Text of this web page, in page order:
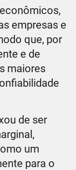
empresas e
que, por
e de
maiores
de ser
um
para o